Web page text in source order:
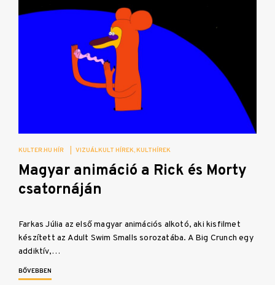
KULTER.HU HÍR VIZUÁLKULT HÍREK KULTHÍREK
Magyar animáció a Rick és Morty
csatornáján
Farkas Júlia az első magyar animációs alkotó, aki kisfilmet
készített az Adult Swim Smalls sorozatába. A Big Crunch egy
addiktív,…
BŐVEBBEN